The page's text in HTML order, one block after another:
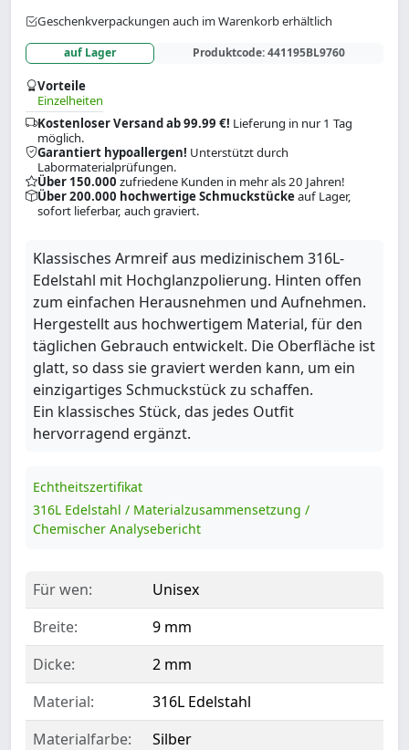
Geschenkverpackungen auch im Warenkorb erhältlich
auf Lager Produktcode:441195BL9760
Vorteile
Einzelheiten
Kostenloser Versand ab 99.99 €! Lieferung in nur 1 Tag
möglich.
Garantiert hypoallergen! Unterstützt durch
Labormaterialprüfungen.
Über 150.000 zufriedene Kunden in mehr als 20 Jahren!
Über 200.000 hochwertige Schmuckstückeauf Lager,
sofort lieferbar, auch graviert.
Klassisches Armreif aus medizinischem 316L-
Edelstahl mit Hochglanzpolierung. Hinten offen
zum einfachen Herausnehmen und Aufnehmen.
Hergestellt aus hochwertigem Material, für den
täglichen Gebrauch entwickelt. Die Oberfläche ist
glatt, so dass sie graviert werden kann, um ein
einzigartiges Schmuckstück zu schaffen.
Ein klassisches Stück, das jedes Outfit
hervorragend ergänzt.
Echtheitszertifikat
316L Edelstahl / Materialzusammensetzung /
Chemischer Analysebericht
Für wen:
Unisex
Breite:
9 mm
Dicke:
2 mm
Material:
316L Edelstahl
Materialfarbe:
Silber